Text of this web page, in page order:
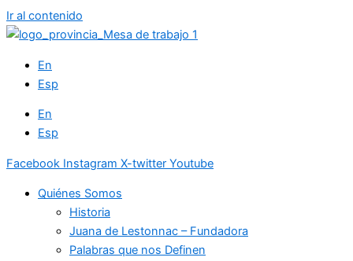
Ir al contenido
En
Esp
En
Esp
Facebook Instagram X-twitter Youtube
Quiénes Somos
Historia
Juana de Lestonnac – Fundadora
Palabras que nos Definen